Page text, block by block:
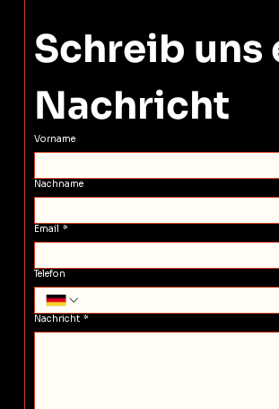
Schreib uns
Nachricht
Vorname
Nachname
Email *
Telefon
Nachricht *